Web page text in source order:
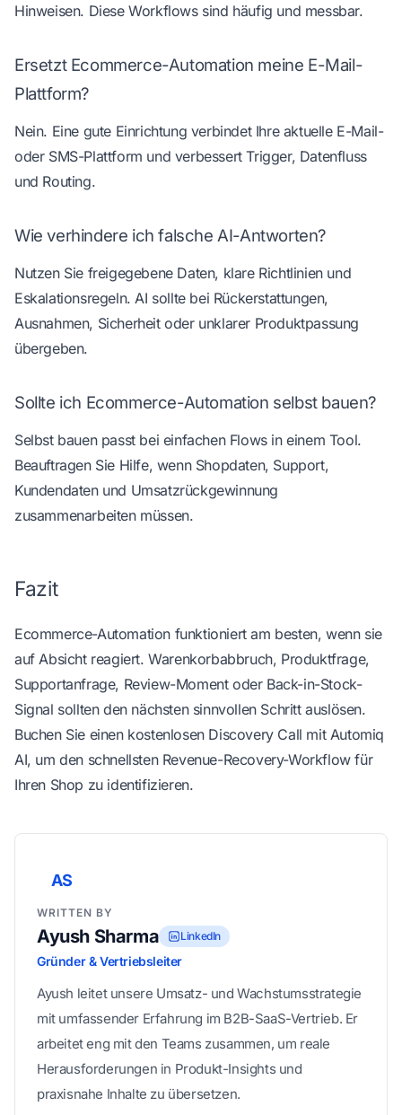
Hinweisen. Diese Workflows sind häufig und messbar.
Ersetzt Ecommerce-Automation meine E-Mail-
Plattform?
Nein. Eine gute Einrichtung verbindet Ihre aktuelle E-Mail-
oder SMS-Plattform und verbessert Trigger, Datenfluss
und Routing.
Wie verhindere ich falsche AI-Antworten?
Nutzen Sie freigegebene Daten, klare Richtlinien und
Eskalationsregeln. AI sollte bei Rückerstattungen,
Ausnahmen, Sicherheit oder unklarer Produktpassung
übergeben.
Sollte ich Ecommerce-Automation selbst bauen?
Selbst bauen passt bei einfachen Flows in einem Tool.
Beauftragen Sie Hilfe, wenn Shopdaten, Support,
Kundendaten und Umsatzrückgewinnung
zusammenarbeiten müssen.
Fazit
Ecommerce-Automation funktioniert am besten, wenn sie
auf Absicht reagiert. Warenkorbabbruch, Produktfrage,
Supportanfrage, Review-Moment oder Back-in-Stock-
Signal sollten den nächsten sinnvollen Schritt auslösen.
Buchen Sie einen kostenlosen Discovery Call mit Automiq
AI, um den schnellsten Revenue-Recovery-Workflow für
Ihren Shop zu identifizieren.
AS
WRITTEN BY
Ayush Sharma LinkedIn
Gründer & Vertriebsleiter
Ayush leitet unsere Umsatz- und Wachstumsstrategie
mit umfassender Erfahrung im B2B-SaaS-Vertrieb. Er
arbeitet eng mit den Teams zusammen, um reale
Herausforderungen in Produkt-Insights und
praxisnahe Inhalte zu übersetzen.